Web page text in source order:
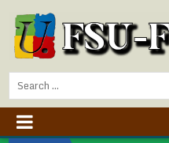
Search
for: